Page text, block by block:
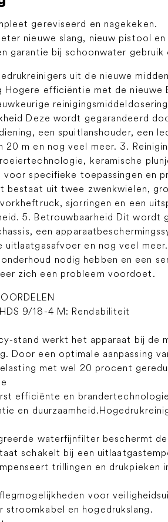
gereviseerd en nagekeken.
nieuwe slang, nieuw pistool en
garantie bij schoonwater gebruik
uit de nieuwe
Hogere efficiëntie met de
Deze wordt gegarandeerd
een spuitlanshouder, een
20 m en nog veel meer. 3.
keramische
voor specifieke toepassingen en
bestaat uit twee zwenkwielen,
sjorringen en een
5. Betrouwbaarheid Dit
een
uitlaatgasafvoer en nog veel
nodig hebben en een
zich een probleem voordoet.
9/18-4 M: Rendabiliteit
stand werkt het apparaat bij de
Door een optimale aanpassing
met wel 20 procent
efficiënte en
en
waterfijnfilter beschermt
schakelt bij een
trillingen en drukpieken
voor
stroomkabel en hogedrukslang.